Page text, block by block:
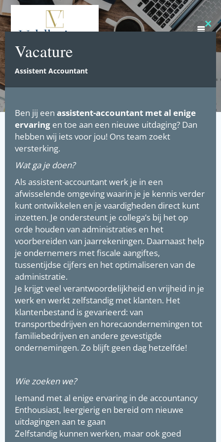
Ga
naar
de
this
Vacature
Assistent Accountant
Ben jij een assistent-accountant met al enige
ervaring en toe aan een nieuwe uitdaging? Dan
hebben wij iets voor jou! Ons team zoekt
versterking.
Wat ga je doen?
Als assistent-accountant werk je in een
afwisselende omgeving waarin je je kennis verder
kunt ontwikkelen en je vaardigheden direct kunt
inzetten. Je ondersteunt je collega’s bij het op
orde houden van administraties en het
voorbereiden van jaarrekeningen. Daarnaast help
je ondernemers met fiscale aangiftes,
tussentijdse cijfers en het optimaliseren van de
administratie.
Je krijgt veel verantwoordelijkheid en vrijheid in je
werk en werkt zelfstandig met klanten. Het
klantenbestand is gevarieerd: van
transportbedrijven en horecaondernemingen tot
familiebedrijven en andere gevestigde
ondernemingen. Zo blijft geen dag hetzelfde!
Wie zoeken we?
Iemand met al enige ervaring in de accountancy
Enthousiast, leergierig en bereid om nieuwe
uitdagingen aan te gaan
Zelfstandig kunnen werken, maar ook goed